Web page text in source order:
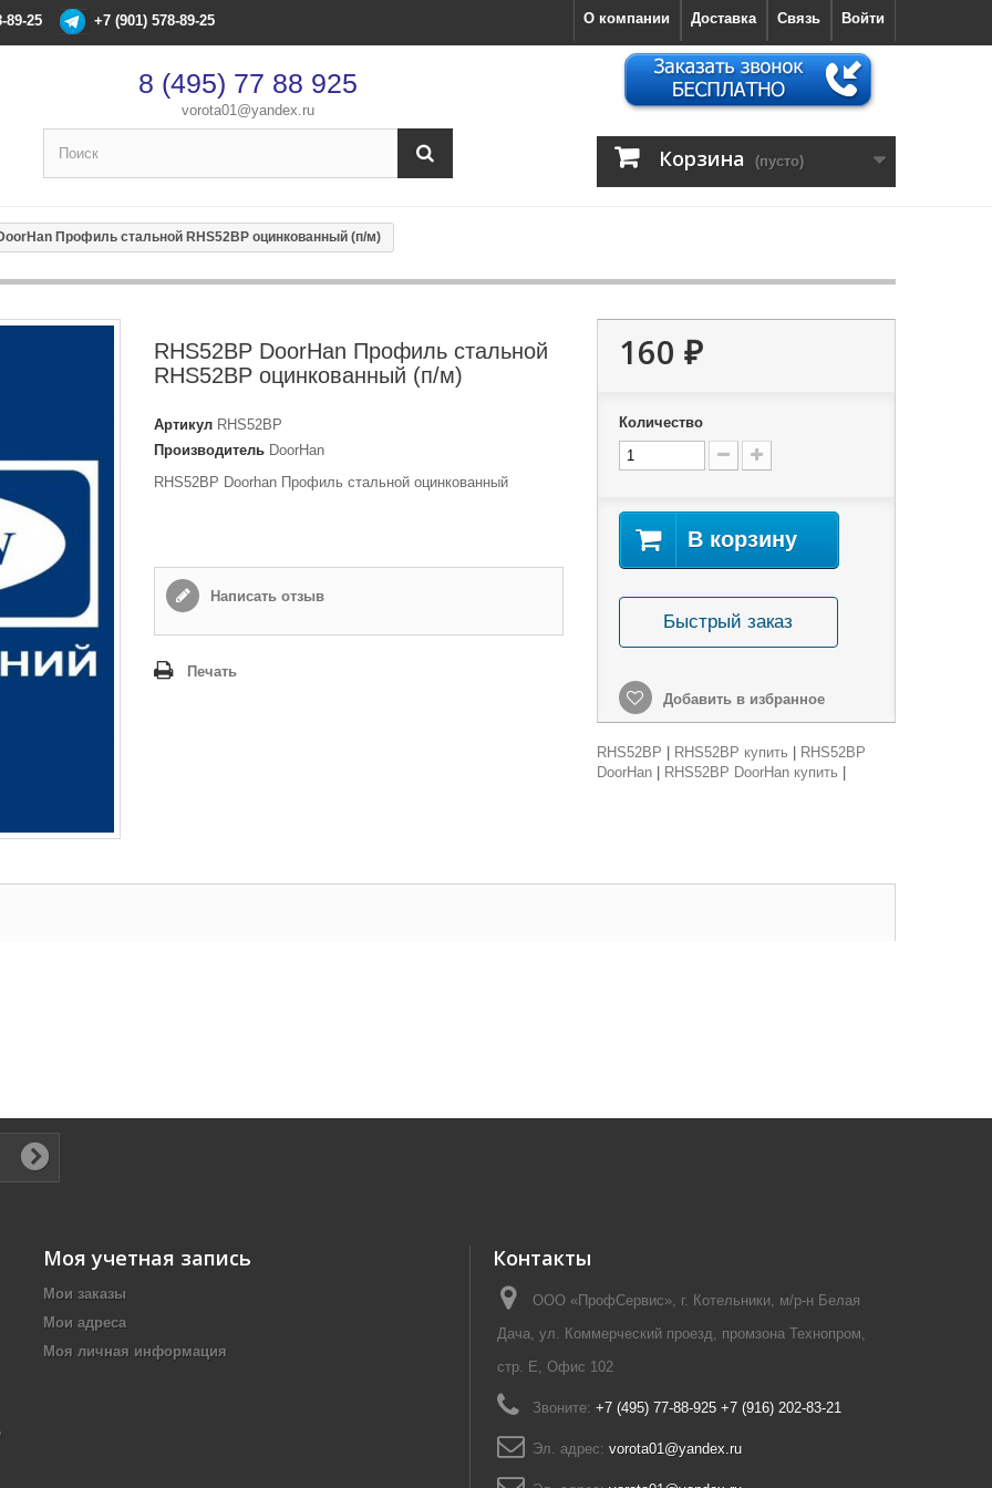
89-25 +7 (901) 578-89-25 Войти
Связь
Доставка
О компании
8 (495) 77 88 925
vorota01@yandex.ru
Корзина (пусто)
Профиль стальной RHS52BP оцинкованный (п/м)
RHS52BP DoorHan Профиль стальной
RHS52BP оцинкованный (п/м)
Артикул RHS52BP
Производитель DoorHan
RHS52BP Doorhan Профиль стальной оцинкованный
Написать отзыв
Печать
160 ₽
Количество
В корзину
Быстрый заказ
Добавить в избранное
RHS52BP RHS52BP купить
RHS52BP
DoorHan| RHS52BP DoorHan купить
Моя учетная запись
Мои заказы
Мои адреса
Моя личная информация
Контакты
ООО «ПрофСервис», г. Котельники, м/р-н Белая
Дача, ул. Коммерческий проезд, промзона Технопром,
стр. Е, Офис 102
Звоните: +7 (495) 77-88-925 +7 (916) 202-83-21
Эл. адрес: vorota01@yandex.ru
Способ доставки
Самовывоз
Время доставки: стоимость доставки по тарифам СДЭК
оплачивается при получении
Адрес если нужен